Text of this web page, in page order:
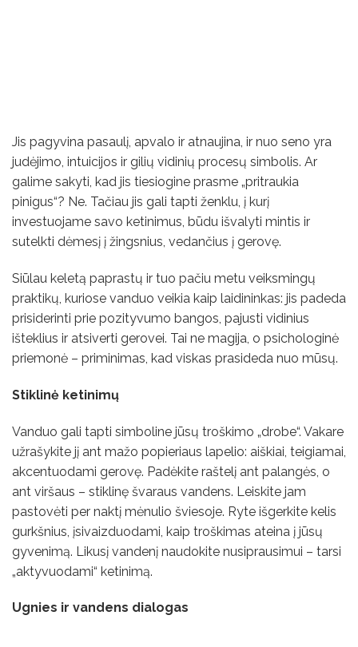
Jis pagyvina pasaulį, apvalo ir atnaujina, ir nuo seno yra
judėjimo, intuicijos ir gilių vidinių procesų simbolis. Ar
galime sakyti, kad jis tiesiogine prasme „pritraukia
pinigus“? Ne. Tačiau jis gali tapti ženklu, į kurį
investuojame savo ketinimus, būdu išvalyti mintis ir
sutelkti dėmesį į žingsnius, vedančius į gerovę.
Siūlau keletą paprastų ir tuo pačiu metu veiksmingų
praktikų, kuriose vanduo veikia kaip laidininkas: jis padeda
prisiderinti prie pozityvumo bangos, pajusti vidinius
išteklius ir atsiverti gerovei. Tai ne magija, o psichologinė
priemonė – priminimas, kad viskas prasideda nuo mūsų.
Stiklinė ketinimų
Vanduo gali tapti simboline jūsų troškimo „drobe“. Vakare
užrašykite jį ant mažo popieriaus lapelio: aiškiai, teigiamai,
akcentuodami gerovę. Padėkite raštelį ant palangės, o
ant viršaus – stiklinę švaraus vandens. Leiskite jam
pastovėti per naktį mėnulio šviesoje. Ryte išgerkite kelis
gurkšnius, įsivaizduodami, kaip troškimas ateina į jūsų
gyvenimą. Likusį vandenį naudokite nusiprausimui – tarsi
„aktyvuodami“ ketinimą.
Ugnies ir vandens dialogas